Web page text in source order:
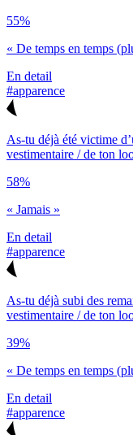
55%
« De temps en temps
En detail
#apparence
As-tu déjà été victime
vestimentaire / de ton
58%
« Jamais »
En detail
#apparence
As-tu déjà subi des
vestimentaire / de ton
39%
« De temps en temps
En detail
#apparence